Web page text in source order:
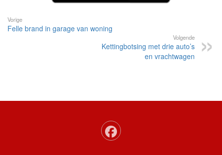
Vorige
Felle brand in garage van woning
Volgende
Kettingbotsing met drie auto’s
en vrachtwagen